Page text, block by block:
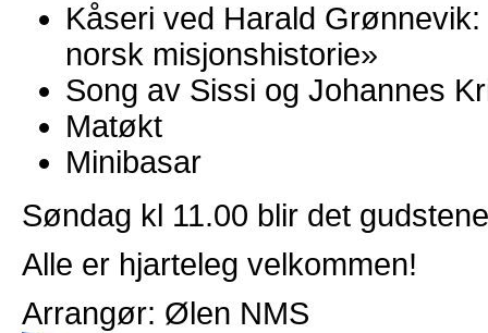
Kåseri ved Harald
norsk misjonshistorie»
Song av Sissi og Johannes
Matøkt
Minibasar
Søndag kl 11.00 blir det
Alle er hjarteleg velkommen!
Arrangør: Ølen NMS